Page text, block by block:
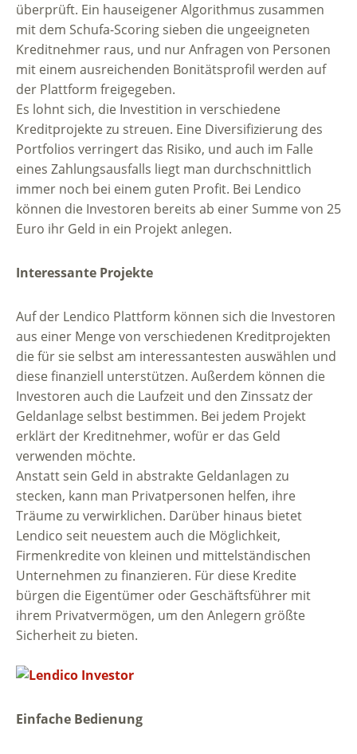
überprüft. Ein hauseigener Algorithmus zusammen
mit dem Schufa-Scoring sieben die ungeeigneten
Kreditnehmer raus, und nur Anfragen von Personen
mit einem ausreichenden Bonitätsprofil werden auf
der Plattform freigegeben.
Es lohnt sich, die Investition in verschiedene
Kreditprojekte zu streuen. Eine Diversifizierung des
Portfolios verringert das Risiko, und auch im Falle
eines Zahlungsausfalls liegt man durchschnittlich
immer noch bei einem guten Profit. Bei Lendico
können die Investoren bereits ab einer Summe von 25
Euro ihr Geld in ein Projekt anlegen.
Interessante Projekte
Auf der Lendico Plattform können sich die Investoren
aus einer Menge von verschiedenen Kreditprojekten
die für sie selbst am interessantesten auswählen und
diese finanziell unterstützen. Außerdem können die
Investoren auch die Laufzeit und den Zinssatz der
Geldanlage selbst bestimmen. Bei jedem Projekt
erklärt der Kreditnehmer, wofür er das Geld
verwenden möchte.
Anstatt sein Geld in abstrakte Geldanlagen zu
stecken, kann man Privatpersonen helfen, ihre
Träume zu verwirklichen. Darüber hinaus bietet
Lendico seit neuestem auch die Möglichkeit,
Firmenkredite von kleinen und mittelständischen
Unternehmen zu finanzieren. Für diese Kredite
bürgen die Eigentümer oder Geschäftsführer mit
ihrem Privatvermögen, um den Anlegern größte
Sicherheit zu bieten.
Einfache Bedienung